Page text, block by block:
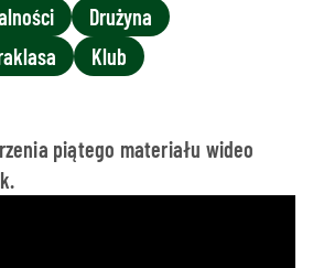
Drużyna
Klub
piątego materiału wideo